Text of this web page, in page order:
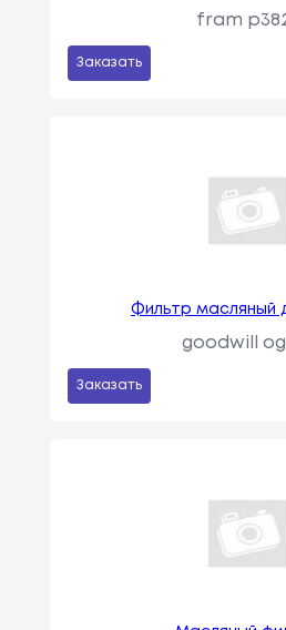
fram
Заказать
Фильтр масляный
goodwill
Заказать